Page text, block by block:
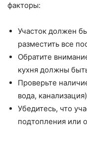
факторы:
Участок должен
разместить все
Обратите
кухня должны
Проверьте
вода,
Убедитесь, что
подтопления или